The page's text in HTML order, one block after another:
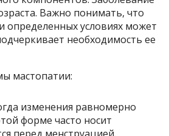
Важно понимать, что
определенных условиях может
необходимость ее
мастопатии:
изменения равномерно
форме часто носит